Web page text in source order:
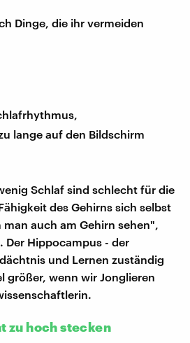
Dinge, die ihr vermeiden
lange auf den Bildschirm
Schlaf sind schlecht für die
des Gehirns sich selbst
auch am Gehirn sehen",
Der Hippocampus - der
und Lernen zuständig
größer, wenn wir Jonglieren
zu hoch stecken